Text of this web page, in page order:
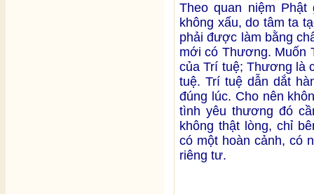
Theo quan niệm
không xấu, do tâm ta
phải được làm bằng
mới có Thương. Muốn
của Trí tuệ; Thương là
tuệ. Trí tuệ dẫn dắt
đúng lúc. Cho nên
tình yêu thương đó
không thật lòng, chỉ
có một hoàn cảnh, có
riêng tư.